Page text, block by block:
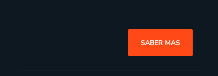
SABER MAS